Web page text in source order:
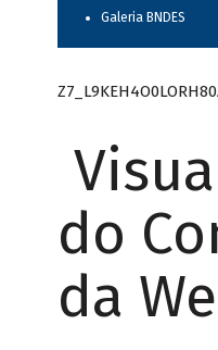
Galeria BNDES
do
da